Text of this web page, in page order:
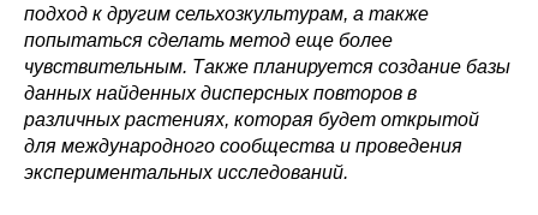
подход к другим сельхозкультурам, а также
попытаться сделать метод еще более
чувствительным. Также планируется создание базы
данных найденных дисперсных повторов в
различных растениях, которая будет открытой
для международного сообщества и проведения
экспериментальных исследований.